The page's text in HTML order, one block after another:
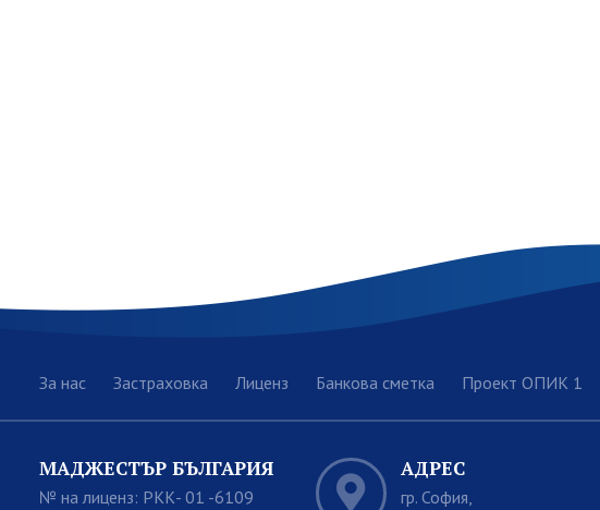
За нас Застраховка Лиценз Банкова сметка Проект ОПИК 1
МАДЖЕСТЪР БЪЛГАРИЯ
№ на лиценз: РКК- 01 -6109
АДРЕС
гр. София,